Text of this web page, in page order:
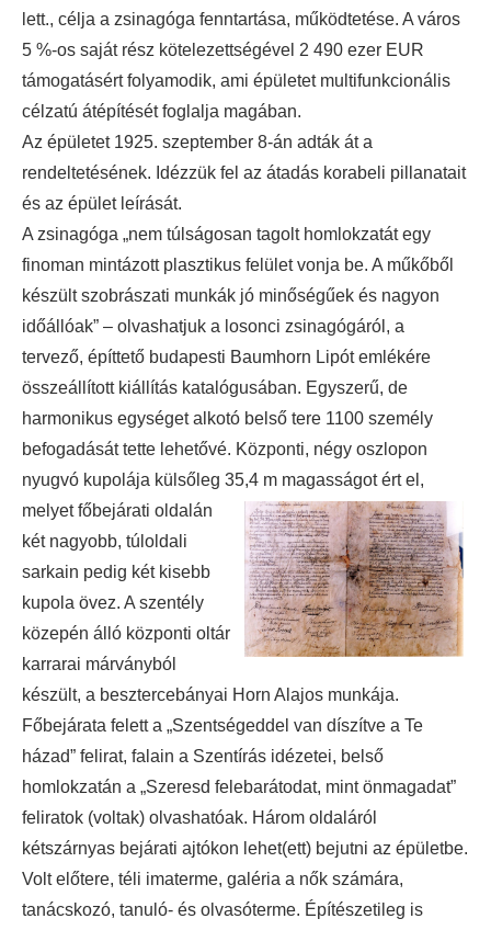
lett., célja a zsinagóga fenntartása, működtetése. A város
5 %-os saját rész kötelezettségével 2 490 ezer EUR
támogatásért folyamodik, ami épületet multifunkcionális
célzatú átépítését foglalja magában.
Az épületet 1925. szeptember 8-án adták át a
rendeltetésének. Idézzük fel az átadás korabeli pillanatait
és az épület leírását.
A zsinagóga „nem túlságosan tagolt homlokzatát egy
finoman mintázott plasztikus felület vonja be. A műkőből
készült szobrászati munkák jó minőségűek és nagyon
időállóak” – olvashatjuk a losonci zsinagógáról, a
tervező, építtető budapesti Baumhorn Lipót emlékére
összeállított kiállítás katalógusában. Egyszerű, de
harmonikus egységet alkotó belső tere 1100 személy
befogadását tette lehetővé. Központi, négy oszlopon
nyugvó kupolája külsőleg 35,4 m magasságot ért el,
melyet főbejárati oldalán
két nagyobb, túloldali
sarkain pedig két kisebb
kupola övez. A szentély
közepén álló központi oltár
karrarai márványból
készült, a besztercebányai Horn Alajos munkája.
Főbejárata felett a „Szentségeddel van díszítve a Te
házad” felirat, falain a Szentírás idézetei, belső
homlokzatán a „Szeresd felebarátodat, mint önmagadat”
feliratok (voltak) olvashatóak. Három oldaláról
kétszárnyas bejárati ajtókon lehet(ett) bejutni az épületbe.
Volt előtere, téli imaterme, galéria a nők számára,
tanácskozó, tanuló- és olvasóterme. Építészetileg is